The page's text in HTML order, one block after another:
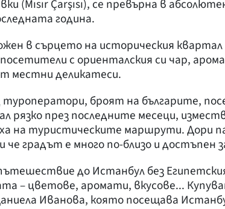
(Mısır Çarşısı), се превърна в
година.
в сърцето на историческия
с ориенталския си чар,
местни деликатеси.
туроператори, броят на българите,
рязко през последните месеци,
на туристическите маршрути. Дори
че градът е много по-близо и достъпен
до Истанбул без
– цветове, аромати, вкусове...
Иванова, която посещава